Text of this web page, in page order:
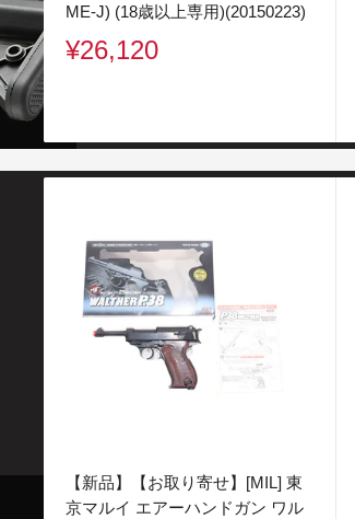
ME-J) (18歳以上専用)(20150223)
販
¥26,120
【新品】【お取り寄せ】[MIL] 東
京マルイ エアーハンドガン ワル